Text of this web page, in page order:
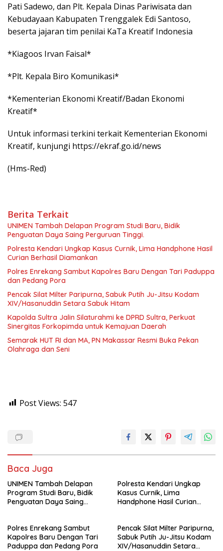
Pati Sadewo, dan Plt. Kepala Dinas Pariwisata dan
Kebudayaan Kabupaten Trenggalek Edi Santoso,
beserta jajaran tim penilai KaTa Kreatif Indonesia
*Kiagoos Irvan Faisal*
*Plt. Kepala Biro Komunikasi*
*Kementerian Ekonomi Kreatif/Badan Ekonomi
Kreatif*
Untuk informasi terkini terkait Kementerian Ekonomi
Kreatif, kunjungi https://ekraf.go.id/news
(Hms-Red)
Berita Terkait
UNIMEN Tambah Delapan Program Studi Baru, Bidik
Penguatan Daya Saing Perguruan Tinggi.
Polresta Kendari Ungkap Kasus Curnik, Lima Handphone Hasil
Curian Berhasil Diamankan
Polres Enrekang Sambut Kapolres Baru Dengan Tari Paduppa
dan Pedang Pora
Pencak Silat Milter Paripurna, Sabuk Putih Ju-Jitsu Kodam
XIV/Hasanuddin Setara Sabuk Hitam
Kapolda Sultra Jalin Silaturahmi ke DPRD Sultra, Perkuat
Sinergitas Forkopimda untuk Kemajuan Daerah
Semarak HUT RI dan MA, PN Makassar Resmi Buka Pekan
Olahraga dan Seni
Post Views: 547
Baca Juga
UNIMEN Tambah Delapan
Program Studi Baru, Bidik
Penguatan Daya Saing
Polresta Kendari Ungkap
Kasus Curnik, Lima
Handphone Hasil Curian
Polres Enrekang Sambut
Kapolres Baru Dengan Tari
Paduppa dan Pedang Pora
Pencak Silat Milter Paripurna,
Sabuk Putih Ju-Jitsu Kodam
XIV/Hasanuddin Setara